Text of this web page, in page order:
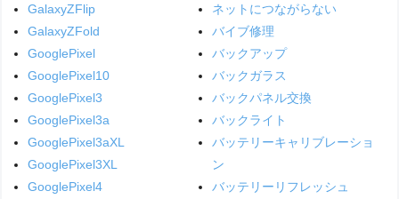
GalaxyZFlip
GalaxyZFold
GooglePixel
GooglePixel10
GooglePixel3
GooglePixel3a
GooglePixel3aXL
GooglePixel3XL
GooglePixel4
ネットにつながらない
バイブ修理
バックアップ
バックガラス
バックパネル交換
バックライト
バッテリーキャリブレーショ
ン
バッテリーリフレッシュ